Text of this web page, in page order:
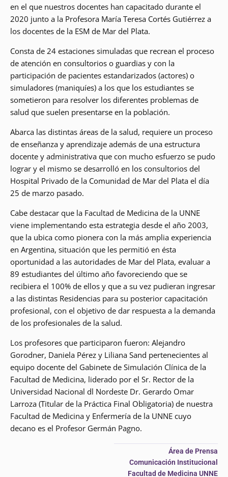
en el que nuestros docentes han capacitado durante el
2020 junto a la Profesora María Teresa Cortés Gutiérrez a
los docentes de la ESM de Mar del Plata.
Consta de 24 estaciones simuladas que recrean el proceso
de atención en consultorios o guardias y con la
participación de pacientes estandarizados (actores) o
simuladores (maniquíes) a los que los estudiantes se
sometieron para resolver los diferentes problemas de
salud que suelen presentarse en la población.
Abarca las distintas áreas de la salud, requiere un proceso
de enseñanza y aprendizaje además de una estructura
docente y administrativa que con mucho esfuerzo se pudo
lograr y el mismo se desarrolló en los consultorios del
Hospital Privado de la Comunidad de Mar del Plata el día
25 de marzo pasado.
Cabe destacar que la Facultad de Medicina de la UNNE
viene implementando esta estrategia desde el año 2003,
que la ubica como pionera con la más amplia experiencia
en Argentina, situación que les permitió en ésta
oportunidad a las autoridades de Mar del Plata, evaluar a
89 estudiantes del último año favoreciendo que se
recibiera el 100% de ellos y que a su vez pudieran ingresar
a las distintas Residencias para su posterior capacitación
profesional, con el objetivo de dar respuesta a la demanda
de los profesionales de la salud.
Los profesores que participaron fueron: Alejandro
Gorodner, Daniela Pérez y Liliana Sand pertenecientes al
equipo docente del Gabinete de Simulación Clínica de la
Facultad de Medicina, liderado por el Sr. Rector de la
Universidad Nacional dl Nordeste Dr. Gerardo Omar
Larroza (Titular de la Práctica Final Obligatoria) de nuestra
Facultad de Medicina y Enfermería de la UNNE cuyo
decano es el Profesor Germán Pagno.
Área de Prensa
Comunicación Institucional
Facultad de Medicina UNNE